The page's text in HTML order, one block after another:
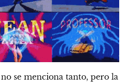
se menciona tanto, pero la